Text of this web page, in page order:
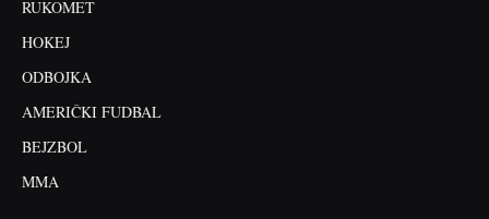
RUKOMET
HOKEJ
ODBOJKA
AMERIČKI FUDBAL
BEJZBOL
MMA